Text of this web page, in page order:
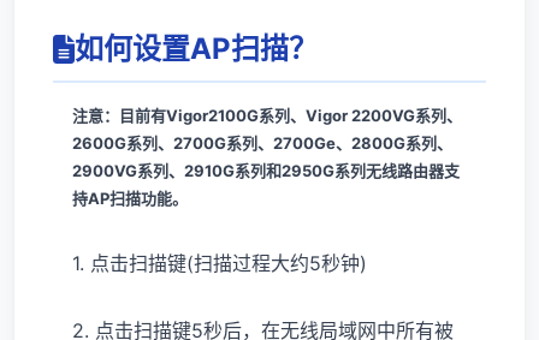
如何设置AP扫描？
注意：目前有Vigor2100G系列、Vigor 2200VG系列、
2600G系列、2700G系列、2700Ge、2800G系列、
2900VG系列、2910G系列和2950G系列无线路由器支
持AP扫描功能。
1. 点击扫描键(扫描过程大约5秒钟)
2. 点击扫描键5秒后，在无线局域网中所有被